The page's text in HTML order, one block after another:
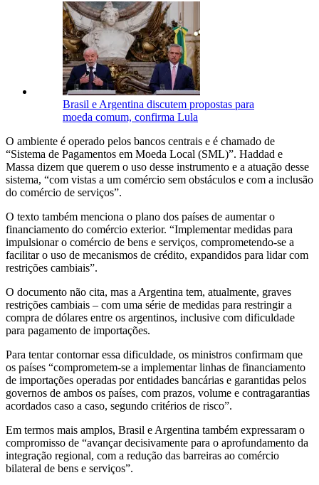
Brasil e Argentina discutem propostas para
moeda comum, confirma Lula
O ambiente é operado pelos bancos centrais e é chamado de
“Sistema de Pagamentos em Moeda Local (SML)”. Haddad e
Massa dizem que querem o uso desse instrumento e a atuação desse
sistema, “com vistas a um comércio sem obstáculos e com a inclusão
do comércio de serviços”.
O texto também menciona o plano dos países de aumentar o
financiamento do comércio exterior. “Implementar medidas para
impulsionar o comércio de bens e serviços, comprometendo-se a
facilitar o uso de mecanismos de crédito, expandidos para lidar com
restrições cambiais”.
O documento não cita, mas a Argentina tem, atualmente, graves
restrições cambiais – com uma série de medidas para restringir a
compra de dólares entre os argentinos, inclusive com dificuldade
para pagamento de importações.
Para tentar contornar essa dificuldade, os ministros confirmam que
os países “comprometem-se a implementar linhas de financiamento
de importações operadas por entidades bancárias e garantidas pelos
governos de ambos os países, com prazos, volume e contragarantias
acordados caso a caso, segundo critérios de risco”.
Em termos mais amplos, Brasil e Argentina também expressaram o
compromisso de “avançar decisivamente para o aprofundamento da
integração regional, com a redução das barreiras ao comércio
bilateral de bens e serviços”.